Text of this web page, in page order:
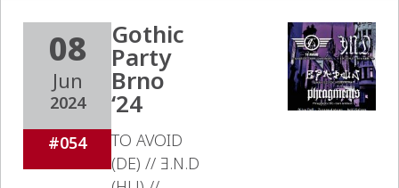
08
Jun
2024
#054
Gothic
Party
Brno
‘24
TO AVOID
(DE) // Ǝ.N.D